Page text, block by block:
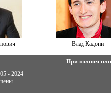
Влад Кадони
При полном или
- 2024